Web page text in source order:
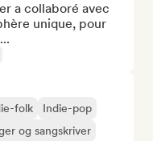
a collaboré avec
unique, pour
folk
Indie-pop
og sangskriver